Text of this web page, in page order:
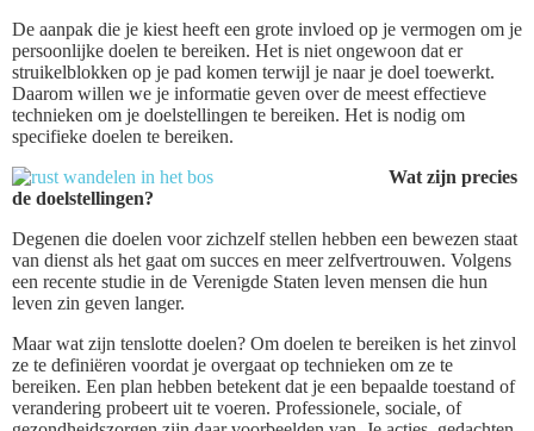
De aanpak die je kiest heeft een grote invloed op je vermogen om je
persoonlijke doelen te bereiken. Het is niet ongewoon dat er
struikelblokken op je pad komen terwijl je naar je doel toewerkt.
Daarom willen we je informatie geven over de meest effectieve
technieken om je doelstellingen te bereiken. Het is nodig om
specifieke doelen te bereiken.
Wat zijn precies
de doelstellingen?
Degenen die doelen voor zichzelf stellen hebben een bewezen staat
van dienst als het gaat om succes en meer zelfvertrouwen. Volgens
een recente studie in de Verenigde Staten leven mensen die hun
leven zin geven langer.
Maar wat zijn tenslotte doelen? Om doelen te bereiken is het zinvol
ze te definiëren voordat je overgaat op technieken om ze te
bereiken. Een plan hebben betekent dat je een bepaalde toestand of
verandering probeert uit te voeren. Professionele, sociale, of